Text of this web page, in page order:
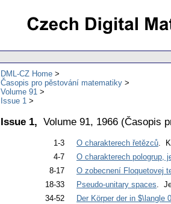
DML-CZ Home
Časopis pro pěstování matematiky
Volume 91
Issue 1
Issue 1, Volume 91, 1966 (Časopis
1-3 O charakterech řetězců.
4-7
O charakterech pologrup,
8-17
O zobecnení Floquetovej
18-33
Pseudo-unitary spaces.
34-52
Der Körper der in $\langle